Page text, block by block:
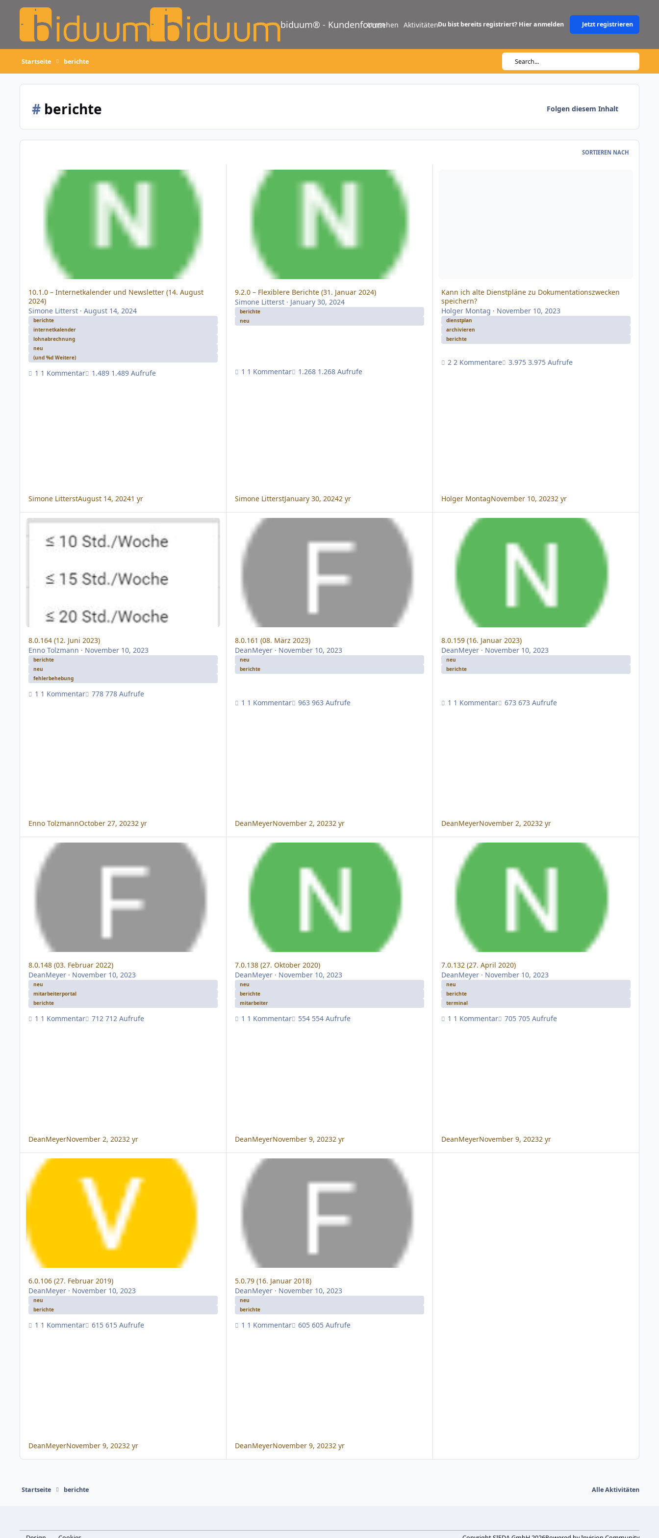
Skip to content
biduum® - Kundenforum
Umsehen AktivitätenDu bist bereits registriert? Hier anmelden Jetzt registrieren
Startseite berichte Search...
#berichte Folgen diesem Inhalt
SORTIEREN NACH
10.1.0 – Internetkalender und Newsletter (14. August 2024)
10.1.0 – Internetkalender und Newsletter (14. August
2024)
Simone Litterst· August 14, 2024
berichte
internetkalender
lohnabrechnung
neu
(und %d Weitere)
1 Kommentar 1.489 Aufrufe
Simone LitterstAugust 14, 20241 yr
9.2.0 – Flexiblere Berichte (31. Januar 2024)
9.2.0 – Flexiblere Berichte (31. Januar 2024)
Simone Litterst· January 30, 2024
berichte
neu
1 Kommentar 1.268 Aufrufe
Simone LitterstJanuary 30, 20242 yr
Kann ich alte Dienstpläne zu Dokumentationszwecken
speichern?
Holger Montag · November 10, 2023
dienstplan
archivieren
berichte
2 Kommentare 3.975 Aufrufe
Holger MontagNovember 10, 20232 yr
8.0.164 (12. Juni 2023)
8.0.164 (12. Juni 2023)
Enno Tolzmann · November 10, 2023
berichte
neu
fehlerbehebung
1 Kommentar 778 Aufrufe
Enno TolzmannOctober 27, 20232 yr
8.0.161 (08. März 2023)
8.0.161 (08. März 2023)
DeanMeyer· November 10, 2023
neu
berichte
1 Kommentar 963 Aufrufe
DeanMeyerNovember 2, 20232 yr
8.0.159 (16. Januar 2023)
8.0.159 (16. Januar 2023)
DeanMeyer· November 10, 2023
neu
berichte
1 Kommentar 673 Aufrufe
DeanMeyerNovember 2, 20232 yr
8.0.148 (03. Februar 2022)
8.0.148 (03. Februar 2022)
DeanMeyer· November 10, 2023
neu
mitarbeiterportal
berichte
1 Kommentar 712 Aufrufe
DeanMeyerNovember 2, 20232 yr
7.0.138 (27. Oktober 2020)
7.0.138 (27. Oktober 2020)
DeanMeyer· November 10, 2023
neu
berichte
mitarbeiter
1 Kommentar 554 Aufrufe
DeanMeyerNovember 9, 20232 yr
7.0.132 (27. April 2020)
7.0.132 (27. April 2020)
DeanMeyer· November 10, 2023
neu
berichte
terminal
1 Kommentar 705 Aufrufe
DeanMeyerNovember 9, 20232 yr
6.0.106 (27. Februar 2019)
6.0.106 (27. Februar 2019)
DeanMeyer· November 10, 2023
neu
berichte
1 Kommentar 615 Aufrufe
DeanMeyerNovember 9, 20232 yr
5.0.79 (16. Januar 2018)
5.0.79 (16. Januar 2018)
DeanMeyer· November 10, 2023
neu
berichte
1 Kommentar 605 Aufrufe
DeanMeyerNovember 9, 20232 yr
Startseite berichte Alle Aktivitäten